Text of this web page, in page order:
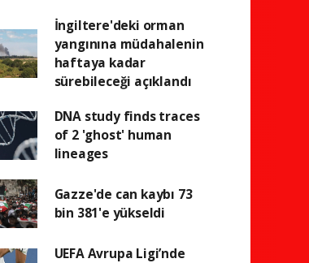
İngiltere'deki orman
yangınına müdahalenin
haftaya kadar
sürebileceği açıklandı
DNA study finds traces
of 2 'ghost' human
lineages
Gazze'de can kaybı 73
bin 381'e yükseldi
UEFA Avrupa Ligi’nde